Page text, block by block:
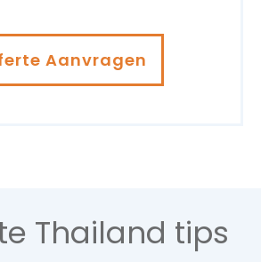
Aanvragen
Thailand tips